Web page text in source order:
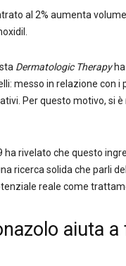
al 2% aumenta
Dermatologic Therapyha
messo in relazione con
Per questo motivo, si è
ha rivelato che questo
ricerca solida che parli
reale come
aiuta